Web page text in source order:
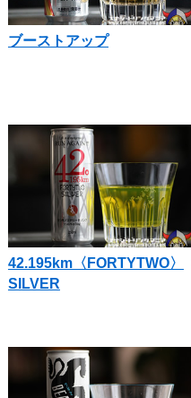
ブーストアップ
42.195km〈FORTYTWO〉
SILVER